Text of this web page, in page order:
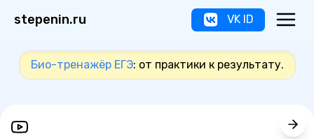
stepenin.ru VK ID
Био-тренажёр ЕГЭ: от практики к результату.